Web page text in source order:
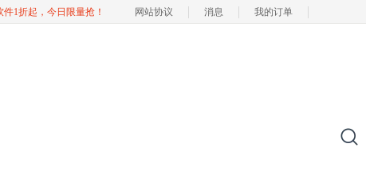
件1折起，今日限量抢！ 网站协议 消息 我的订单